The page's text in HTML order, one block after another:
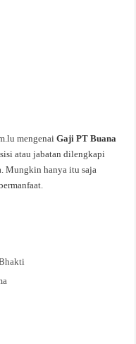
mengenaiGaji PT Buana
atau jabatan dilengkapi
Mungkin hanya itu saja